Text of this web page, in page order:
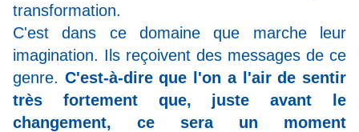
transformation.
C'est dans ce domaine que marche leur
imagination. Ils reçoivent des messages de ce
genre. C'est-à-dire que l'on a l'air de sentir
très fortement que, juste avant le
changement, ce sera un moment